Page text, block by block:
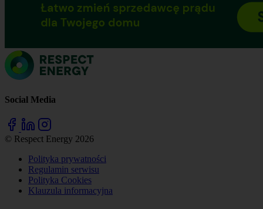
Social Media
© Respect Energy 2026
Polityka prywatności
Regulamin serwisu
Polityka Cookies
Klauzula informacyjna